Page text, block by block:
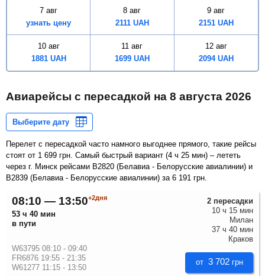
7 авг
узнать цену
8 авг
2111 UAH
9 авг
2151 UAH
10 авг
1881 UAH
11 авг
1699 UAH
12 авг
2094 UAH
Авиарейсы с пересадкой на 8 августа 2026
Перелет с пересадкой часто намного выгоднее прямого, такие рейсы
стоят от 1 699 грн . Самый быстрый вариант (4 ч 25 мин) – лететь
через г. Минск рейсами B2820 (Белавиа - Белорусские авиалинии) и
B2839 (Белавиа - Белорусские авиалинии) за 6 191 грн
08:10 — 13:50+2дня
53 ч 40 мин
в пути
от 3 702 грн
2 пересадки
10 ч 15 мин
Милан
37 ч 40 мин
Краков
W63795 08:10 - 09:40
FR6876 19:55 - 21:35
W61277 11:15 - 13:50